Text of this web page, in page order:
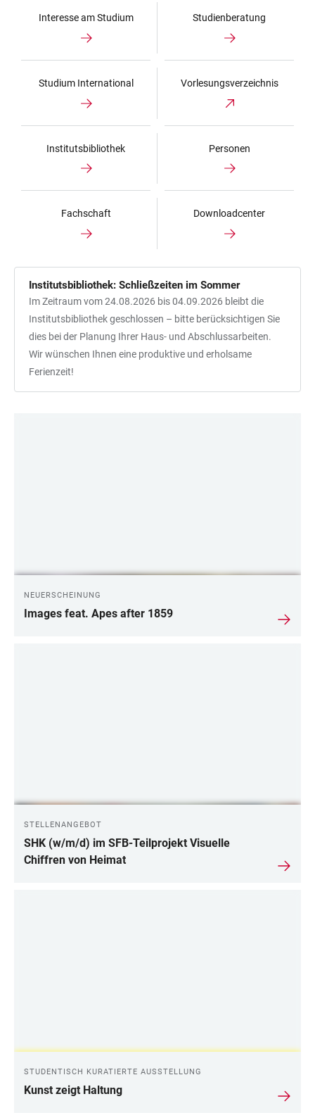
Interesse am Studium Studienberatung
Studium International Vorlesungsverzeichnis
Institutsbibliothek Personen
Fachschaft Downloadcenter
Institutsbibliothek: Schließzeiten im Sommer
Im Zeitraum vom 24.08.2026 bis 04.09.2026 bleibt die
Institutsbibliothek geschlossen – bitte berücksichtigen Sie
dies bei der Planung Ihrer Haus- und Abschlussarbeiten.
Wir wünschen Ihnen eine produktive und erholsame
Ferienzeit!
NEUERSCHEINUNG
Images feat. Apes after 1859
STELLENANGEBOT
SHK (w/m/d) im SFB-Teilprojekt Visuelle
Chiffren von Heimat
STUDENTISCH KURATIERTE AUSSTELLUNG
Kunst zeigt Haltung